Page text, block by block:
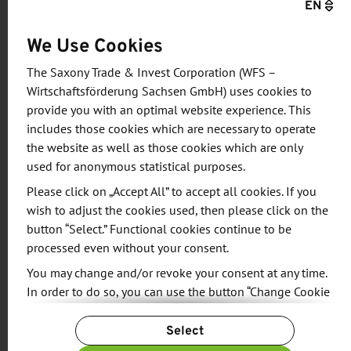
Schweißer und Kranführer anbietet. Ein weiterer
wichtiger Programmpunkt war am Abend der
Termin im Goethe-Institut. Dort konnten sich die
sächsischen Unternehmen vor gut 110
usbekischen Interessenten als potentielle
Arbeitgeber präsentieren und anschließend
Heute, am Mittwoch, setzt die Delegation ihre Reise
mit Besuchen in Urgentsch und Khiva fort. Dort
werden PASCH-Schulen besichtigt, die im Rahmen
der Initiative "Schulen: Partner der Zukunft"
unterstützen und Stipendien für ein Studium in
EN
We Use Cookies
The Saxony Trade & Invest Corporation (WFS –
Wirtschaftsförderung Sachsen GmbH) uses cookies to
provide you with an optimal website experience. This
includes those cookies which are necessary to operate
the website as well as those cookies which are only
used for anonymous statistical purposes.
Please click on „Accept All” to accept all cookies. If you
wish to adjust the cookies used, then please click on the
button “Select.” Functional cookies continue to be
processed even without your consent.
You may change and/or revoke your consent at any time.
In order to do so, you can use the button “Change Cookie
For more information, please see our
Privacy Policy.
Select